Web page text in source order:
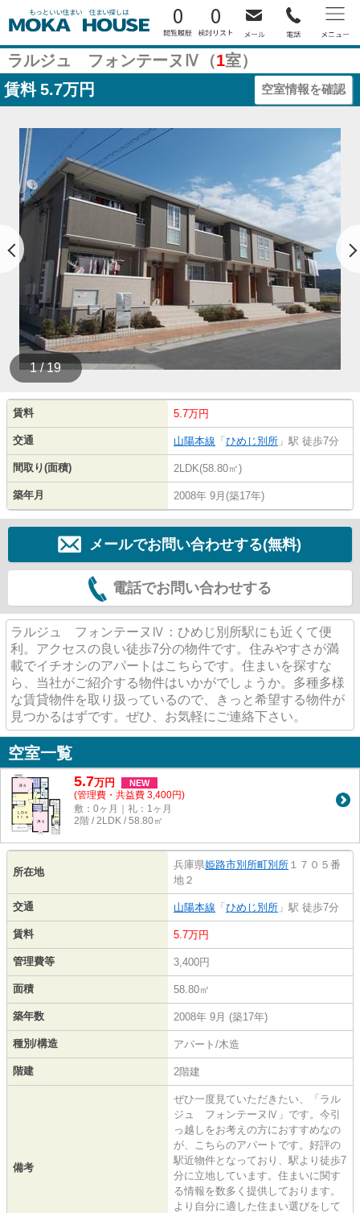
0 0
ラルジュ フォンテーヌⅣ（1室）
賃料 5.7万円 空室情報を確認
1 / 19
賃料 5.7万円
交通 山陽本線 「 ひめじ別所 」駅 徒歩7分
間取り(面積) 2LDK(58.80㎡)
築年月 2008年 9月(築17年)
メールでお問い合わせする(無料)
電話でお問い合わせする
ラルジュ フォンテーヌⅣ：ひめじ別所駅にも近くて便
利。アクセスの良い徒歩7分の物件です。住みやすさが満
載でイチオシのアパートはこちらです。住まいを探すな
ら、当社がご紹介する物件はいかがでしょうか。多種多様
な賃貸物件を取り扱っているので、きっと希望する物件が
見つかるはずです。ぜひ、お気軽にご連絡下さい。
空室一覧
5.7万円 NEW
(管理費・共益費 3,400円)
敷：0ヶ月｜礼：1ヶ月
2階 / 2LDK / 58.80㎡
所在地
兵庫県姫路市別所町別所 １７０５番
地２
交通 山陽本線 「 ひめじ別所 」駅 徒歩7分
賃料 5.7万円
管理費等 3,400円
面積 58.80㎡
築年数 2008年 9月 (築17年)
種別/構造 アパート/木造
階建 2階建
備考
ぜひ一度見ていただきたい、「ラル
ジュ フォンテーヌⅣ」です。今引
っ越しをお考えの方におすすめなの
が、こちらのアパートです。好評の
駅近物件となっており、駅より徒歩7
分に立地しています。住まいに関す
る情報を数多く提供しております。
より自分に適した住まい選びをして